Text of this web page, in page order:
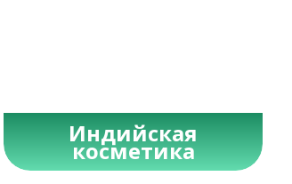
Индийская
косметика